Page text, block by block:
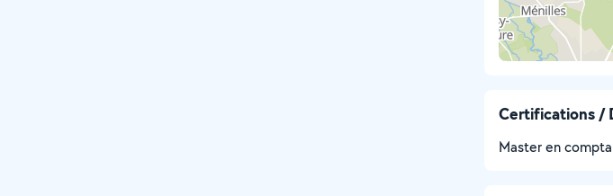
Certifications /
Master en